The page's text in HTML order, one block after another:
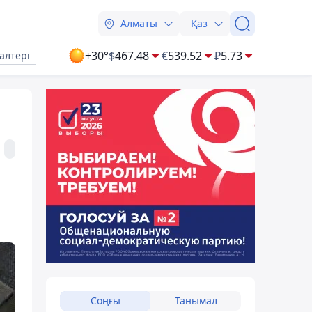
Алматы Қаз
+30°$467.48 €539.52 ₽5.73
Соңғы Танымал